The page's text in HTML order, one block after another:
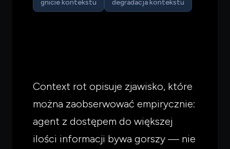
gnicie kontekstu degradacja kontekstu
Context rot opisuje zjawisko, które
można zaobserwować empirycznie:
agent z dostępem do większej
ilości informacji bywa gorszy — nie